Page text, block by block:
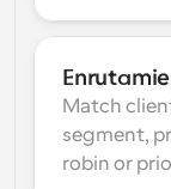
Match
segment,
robin or